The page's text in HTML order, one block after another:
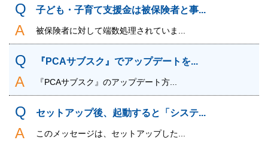
子ども・子育て支援金は被保険者と事...
被保険者に対して端数処理されていま...
『PCAサブスク』でアップデートを...
『PCAサブスク』のアップデート方...
セットアップ後、起動すると「システ...
このメッセージは、セットアップした...